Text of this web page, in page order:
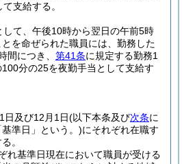
支給する。
して、午後10時から翌日の午前5時
を命ぜられた職員には、勤務した
間につき、 第41条に規定する勤務1
分の25を夜勤手当として支給す
日及び12月1日(以下本条及び次条に
準日」という。)にそれぞれ在職す
。
れ基準日現在において職員が受ける